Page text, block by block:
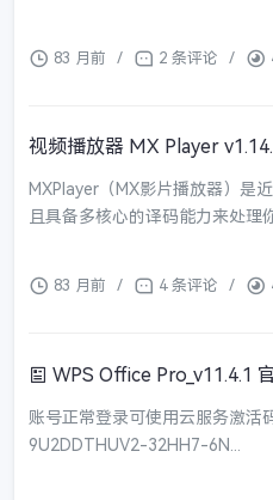
83 月前 / 2 条评论 /
视频播放器 MX Player
MXPlayer（MX影片播放器）是
且具备多核心的译码能力来处理
83 月前 / 4 条评论 /
WPS Office Pro_v11.4.1
账号正常登录可使用云服务激活
9U2DDTHUV2-32HH7-6N...